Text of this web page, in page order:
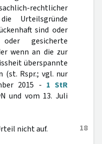
rechtlicher
Urteilsgründe
sind oder
gesicherte
wenn an die zur
überspannte
(st. Rspr.; vgl. nur
2015 - 1 StR
und vom 13. Juli
18
nicht auf.